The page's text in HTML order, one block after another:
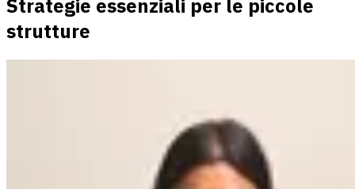
Strategie essenziali per le piccole
strutture